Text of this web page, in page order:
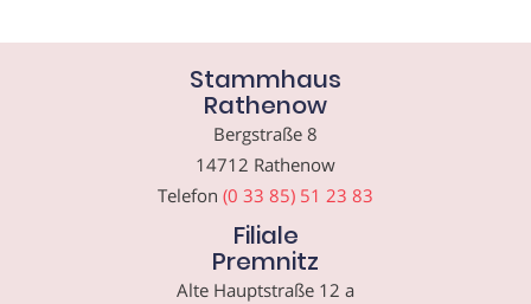
Stammhaus
Rathenow
Bergstraße 8
14712 Rathenow
Telefon (0 33 85) 51 23 83
Filiale
Premnitz
Alte Hauptstraße 12 a